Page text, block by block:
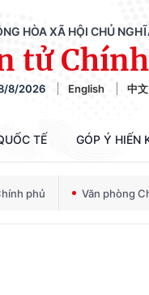
HÒA XÃ HỘI CHỦ
tử
8/2026 English 中文
TẾ GÓP Ý HIẾN
phủ Văn phòng